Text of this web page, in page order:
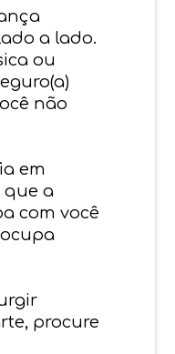
a lado.
ou
não
em
que a
com você
procure